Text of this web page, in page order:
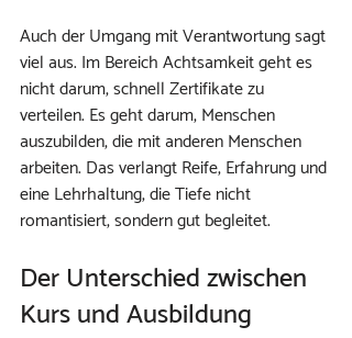
Auch der Umgang mit Verantwortung sagt
viel aus. Im Bereich Achtsamkeit geht es
nicht darum, schnell Zertifikate zu
verteilen. Es geht darum, Menschen
auszubilden, die mit anderen Menschen
arbeiten. Das verlangt Reife, Erfahrung und
eine Lehrhaltung, die Tiefe nicht
romantisiert, sondern gut begleitet.
Der Unterschied zwischen
Kurs und Ausbildung